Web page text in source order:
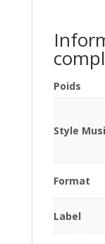
Poids
Style
Format
Label